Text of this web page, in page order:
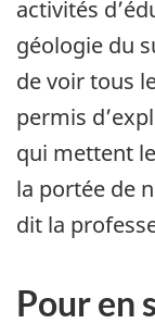
activités
géologie du
de voir tous
permis
qui mettent
la portée de
dit la
Pour en